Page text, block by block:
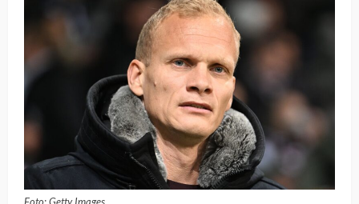
Foto: Getty Images